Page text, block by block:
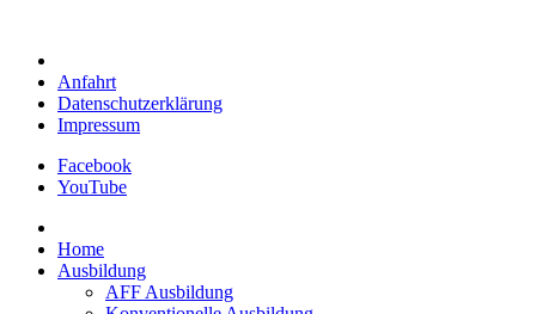
Anfahrt
Datenschutzerklärung
Impressum
Facebook
YouTube
Home
Ausbildung
AFF Ausbildung